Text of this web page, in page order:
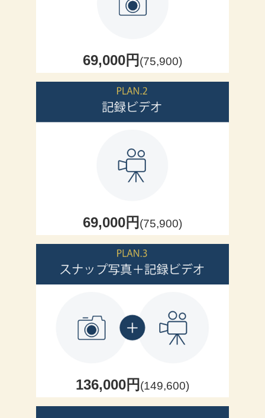
69,000円 (75,900)
69,000円 (75,900)
136,000円 (149,600)